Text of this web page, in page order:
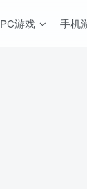
PC游戏 手机